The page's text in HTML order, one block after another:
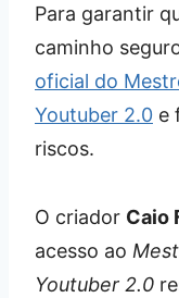
Para garantir
caminho
oficial do
Youtuber 2.0 e
riscos.
O criador Caio
acesso ao
Youtuber 2.0